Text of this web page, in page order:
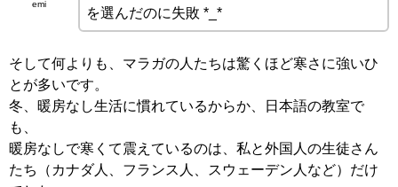
emi
を選んだのに失敗 *_*
そして何よりも、マラガの人たちは驚くほど寒さに強いひ
とが多いです。
冬、暖房なし生活に慣れているからか、日本語の教室で
も、
暖房なしで寒くて震えているのは、私と外国人の生徒さん
たち（カナダ人、フランス人、スウェーデン人など）だけ